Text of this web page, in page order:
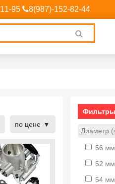
95 8(987)-152-82-44
search
по цене
Фильтры
Диаметр
56 мм
52 мм
54 мм